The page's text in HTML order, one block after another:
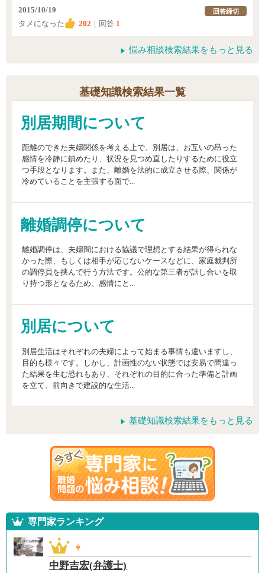
2015/10/19
タメになった
202 ｜回答 1
回答締切
悩み相談検索結果をもっと見る
基礎知識検索結果一覧
別居期間について
距離のできた夫婦関係を考える上で、別居は、お互いの昂った
感情を冷静に鎮めたり、状況を見つめ直したりするために役立
つ手段となります。また、離婚を法的に成立させる際、関係が
冷めていることを主張する面で...
離婚調停について
離婚調停は、夫婦間における協議で理想とする結果が得られな
かった際、もしくは相手が応じないケースなどに、家庭裁判所
の調停員を挟んで行う方法です。公的な第三者が話し合いを取
り持つ形となるため、感情にと...
別居について
別居生活はそれぞれの夫婦によって始まる事情も違いますし、
目的も様々です。しかし、計画性のない状態では安易で間違っ
た結果を生む恐れもあり、それぞれの目的に合った準備と計画
を立て、前向きで建設的な生活...
基礎知識検索結果をもっと見る
専門家ランキング
中野吉宏(弁護士)